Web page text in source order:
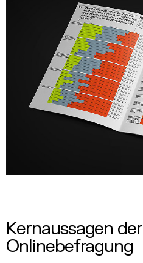
Kernaussagen der
Onlinebefragung